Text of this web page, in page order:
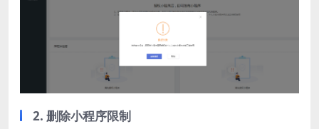
2. 删除小程序限制